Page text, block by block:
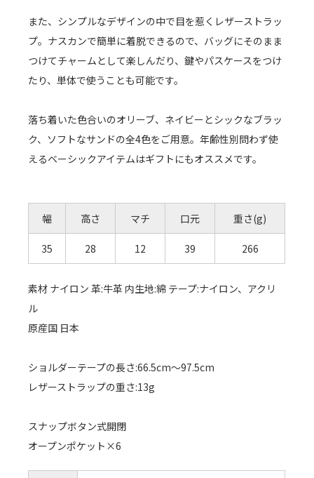
また、シンプルなデザインの中で目を惹くレザーストラッ
プ。ナスカンで簡単に着脱できるので、バッグにそのまま
つけてチャームとして楽しんだり、鍵やパスケースをつけ
たり、単体で使うことも可能です。
落ち着いた色合いのオリーブ、ネイビーとシックなブラッ
ク、ソフトなサンドの全4色をご用意。年齢性別問わず使
えるベーシックアイテムはギフトにもオススメです。
幅 高さ マチ 口元 重さ(g)
35 28 12 39 266
素材 ナイロン 革:牛革 内生地:綿 テープ:ナイロン、アクリ
ル
原産国 日本
ショルダーテープの長さ:66.5cm～97.5cm
レザーストラップの重さ:13g
スナップボタン式開閉
オープンポケット×6